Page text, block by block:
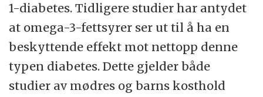
1-diabetes. Tidligere studier har antydet
at omega-3-fettsyrer ser ut til å ha en
beskyttende effekt mot nettopp denne
typen diabetes. Dette gjelder både
studier av mødres og barns kosthold